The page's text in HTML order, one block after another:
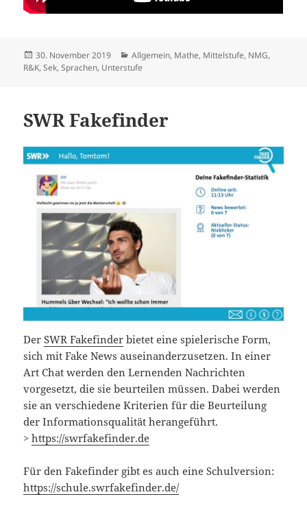
Veröffentlicht
am
30. November 2019 Kategorien
Allgemein, Mathe, Mittelstufe, NMG,
R&K,Sek,Sprachen, Unterstufe
SWR Fakefinder
DerSWR Fakefinder bietet eine spielerische Form,
sich mit Fake News auseinanderzusetzen. In einer
Art Chat werden den Lernenden Nachrichten
vorgesetzt, die sie beurteilen müssen. Dabei werden
sie an verschiedene Kriterien für die Beurteilung
der Informationsqualität herangeführt.
>https://swrfakefinder.de
Für den Fakefinder gibt es auch eine Schulversion:
https://schule.swrfakefinder.de/